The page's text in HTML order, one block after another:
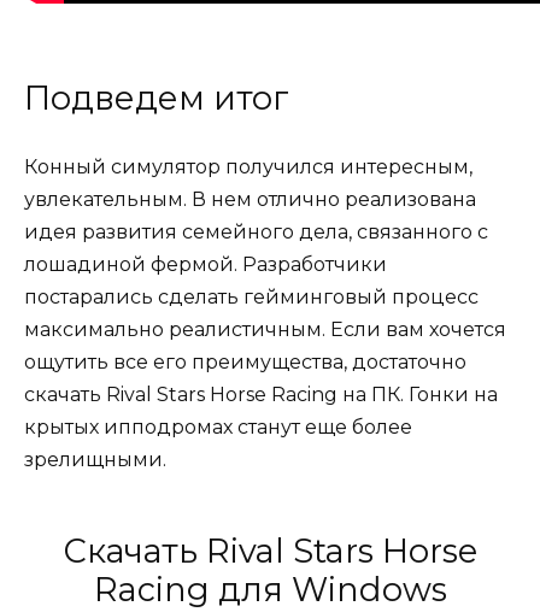
Подведем итог
Конный симулятор получился интересным,
увлекательным. В нем отлично реализована
идея развития семейного дела, связанного с
лошадиной фермой. Разработчики
постарались сделать гейминговый процесс
максимально реалистичным. Если вам хочется
ощутить все его преимущества, достаточно
скачать Rival Stars Horse Racing на ПК. Гонки на
крытых ипподромах станут еще более
зрелищными.
Скачать Rival Stars Horse
Racing для Windows